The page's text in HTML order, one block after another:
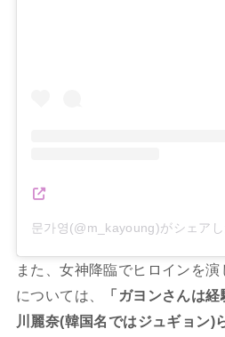
문가영(@m_kayoung)がシェア
また、女神降臨でヒロインを演
については、
「ガヨンさんは
川麗奈(韓国名ではジュギョン)